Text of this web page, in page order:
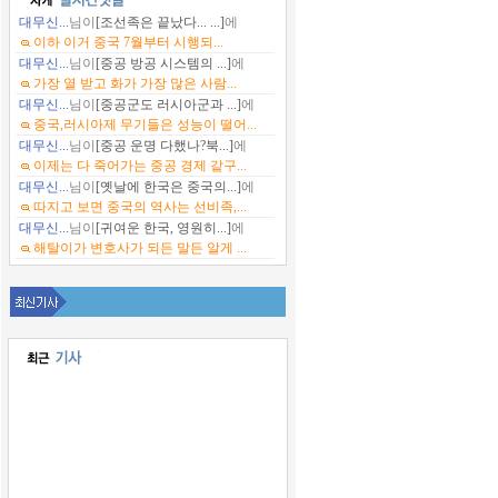
대무신...님이 [조선족은 끝났다... ...]에
이하 이거 중국 7월부터 시행되...
대무신...님이 [중공 방공 시스템의 ...]에
가장 열 받고 화가 가장 많은 사람...
대무신...님이 [중공군도 러시아군과 ...]에
중국,러시아제 무기들은 성능이 떨어...
대무신...님이 [중공 운명 다했나?북...]에
이제는 다 죽어가는 중공 경제 같구...
대무신...님이 [옛날에 한국은 중국의...]에
따지고 보면 중국의 역사는 선비족,...
대무신...님이 [귀여운 한국, 영원히...]에
해탈이가 변호사가 되든 말든 알게 ...